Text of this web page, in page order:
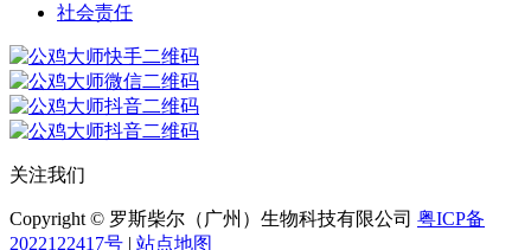
社会责任
关注我们
Copyright © 罗斯柴尔（广州）生物科技有限公司 粤ICP备
2022122417号 | 站点地图